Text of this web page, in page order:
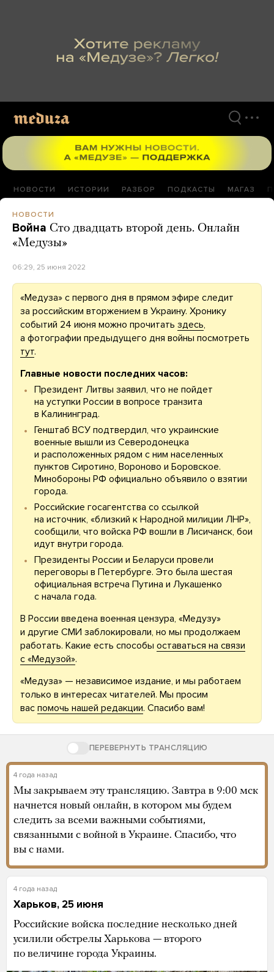
НОВОСТИ ИСТОРИИ РАЗБОР ПОДКАСТЫ МАГАЗ
НОВОСТИ
Война Сто двадцать второй день. Онлайн
«Медузы»
06:29, 25 июня 2022
«Медуза» с первого дня в прямом эфире следит
за российским вторжением в Украину. Хронику
событий 24 июня можно прочитать здесь,
а фотографии предыдущего дня войны посмотреть
тут.
Главные новости последних часов:
Президент Литвы заявил, что не пойдет
на уступки России в вопросе транзита
в Калининград.
Генштаб ВСУ подтвердил, что украинские
военные вышли из Северодонецка
и расположенных рядом с ним населенных
пунктов Сиротино, Вороново и Боровское.
Минобороны РФ официально объявило о взятии
города.
Российские госагентства со ссылкой
на источник, «близкий к Народной милиции ЛНР»,
сообщили, что войска РФ вошли в Лисичанск, бои
идут внутри города.
Президенты России и Беларуси провели
переговоры в Петербурге. Это была шестая
официальная встреча Путина и Лукашенко
с начала года.
В России введена военная цензура, «Медузу»
и другие СМИ заблокировали, но мы продолжаем
работать. Какие есть способы оставаться на связи
с «Медузой».
«Медуза» — независимое издание, и мы работаем
только в интересах читателей. Мы просим
вас помочь нашей редакции. Спасибо вам!
ПЕРЕВЕРНУТЬ ТРАНСЛЯЦИЮ
4 года назад
Мы закрываем эту трансляцию. Завтра в 9:00 мск
начнется новый онлайн, в котором мы будем
следить за всеми важными событиями,
связанными с войной в Украине. Спасибо, что
вы с нами.
4 года назад
Харьков, 25 июня
Российские войска последние несколько дней
усилили обстрелы Харькова — второго
по величине города Украины.